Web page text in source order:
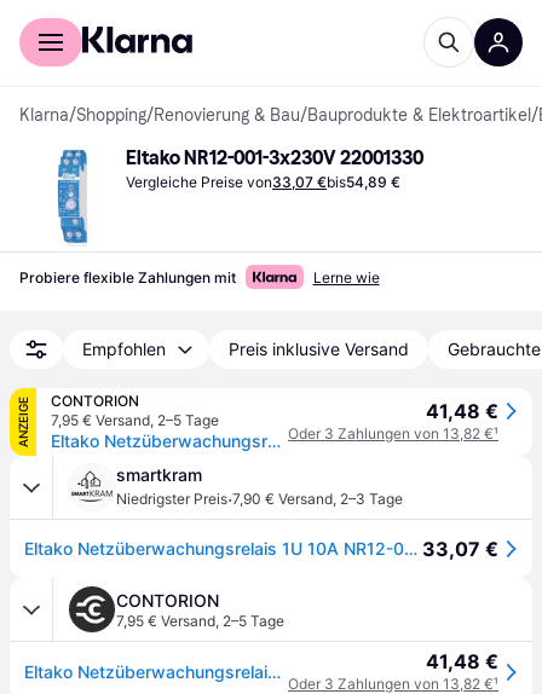
Für Shopper
Klarna/Shopping/Renovierung & Bau/Bauprodukte & Elektroartikel /
Eltako NR12-001-3x230V 22001330
Vergleiche Preise von33,07 €bis54,89 €
Probiere flexible Zahlungen mit Lerne wie
Empfohlen Preis inklusive Versand
ANZEIGE
CONTORION
7,95 € Versand, 2–5 Tage
Eltako Netzüberwachungsrelais 1U 10A NR12-001-3x230V
41,48 €
Oder 3 Zahlungen von 13,82 €¹
smartkram
Niedrigster Preis·7,90 € Versand, 2–3 Tage
Eltako Netzüberwachungsrelais 1U 10A NR12-001-3x230V 33,07 €
CONTORION
7,95 € Versand, 2–5 Tage
Eltako Netzüberwachungsrelais 1U 10A NR12-001-3x230V 41,48 €
Oder 3 Zahlungen von 13,82 €¹